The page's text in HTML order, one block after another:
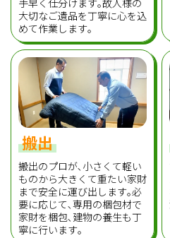
大切なご遺品を丁寧に心を込
めて作業します｡
搬出
搬出のプロが､小さくて軽い
ものから大きくて重たい家財
まで安全に運び出します｡必
要に応じて､専用の梱包材で
家財を梱包､建物の養生も丁
寧に行います｡